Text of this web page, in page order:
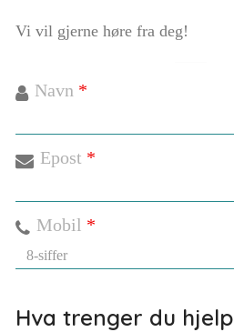
Vi vil gjerne høre fra deg!
Navn *
Epost *
Mobil *
Hva trenger du hjelp